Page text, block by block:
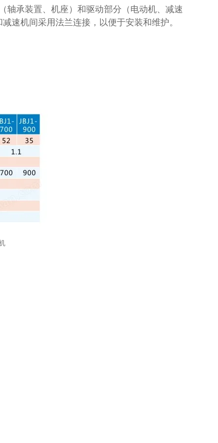
轴承装置、机座）和驱动部分（电动机、减速
速机间采用法兰连接，以便于安装和维护。